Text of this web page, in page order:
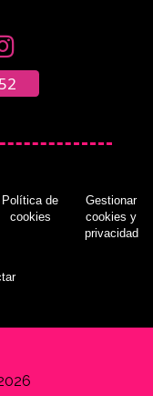
Política de
cookies
Gestionar
cookies y
privacidad